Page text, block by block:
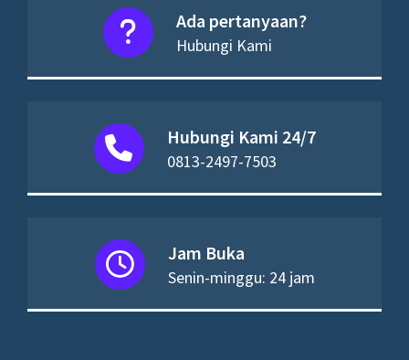
Ada pertanyaan?
Hubungi Kami
Hubungi Kami 24/7
0813-2497-7503
Jam Buka
Senin-minggu: 24 jam